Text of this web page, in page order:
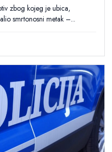
zbog kojeg je ubica,
smrtonosni metak –...